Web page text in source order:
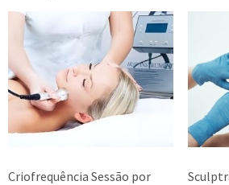
Criofrequência Sessão por